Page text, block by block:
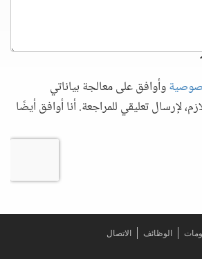
وأوافق على معالجة بياناتي
لإرسال تعليقي للمراجعة. أنا أوافق أيضًا
الوظائف
الاتصال